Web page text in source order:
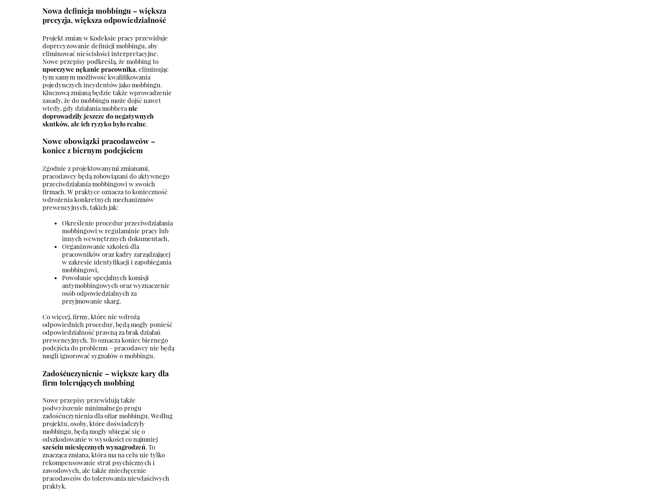
Nowa definicja mobbingu – większa
precyzja, większa odpowiedzialność
Projekt zmian w Kodeksie pracy przewiduje
doprecyzowanie definicji mobbingu, aby
eliminować nieścisłości interpretacyjne.
Nowe przepisy podkreślą, że mobbing to
uporczywe nękanie pracownika, eliminując
tym samym możliwość kwalifikowania
pojedynczych incydentów jako mobbingu.
Kluczową zmianą będzie także wprowadzenie
zasady, że do mobbingu może dojść nawet
wtedy, gdy działania mobberanie
doprowadziły jeszcze do negatywnych
skutków, ale ich ryzyko było realne.
Nowe obowiązki pracodawców –
koniec z biernym podejściem
Zgodnie z projektowanymi zmianami,
pracodawcy będą zobowiązani do aktywnego
przeciwdziałania mobbingowi w swoich
firmach. W praktyce oznacza to konieczność
wdrożenia konkretnych mechanizmów
prewencyjnych, takich jak:
Określenie procedur przeciwdziałania
mobbingowi w regulaminie pracy lub
innych wewnętrznych dokumentach,
Organizowanie szkoleń dla
pracowników oraz kadry zarządzającej
w zakresie identyfikacji i zapobiegania
mobbingowi,
Powołanie specjalnych komisji
antymobbingowych oraz wyznaczenie
osób odpowiedzialnych za
przyjmowanie skarg.
Co więcej, firmy, które nie wdrożą
odpowiednich procedur, będą mogły ponieść
odpowiedzialność prawną za brak działań
prewencyjnych. To oznacza koniec biernego
podejścia do problemu – pracodawcy nie będą
mogli ignorować sygnałów o mobbingu.
Zadośćuczynienie – większe kary dla
firm tolerujących mobbing
Nowe przepisy przewidują także
podwyższenie minimalnego progu
zadośćuczynienia dla ofiar mobbingu. Według
projektu, osoby, które doświadczyły
mobbingu, będą mogły ubiegać się o
odszkodowanie w wysokości co najmniej
sześciu miesięcznych wynagrodzeń. To
znacząca zmiana, która ma na celu nie tylko
rekompensowanie strat psychicznych i
zawodowych, ale także zniechęcenie
pracodawców do tolerowania niewłaściwych
praktyk.